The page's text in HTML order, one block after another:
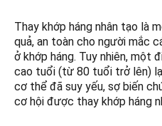
Thay khớp háng nhân tạo là
quả, an toàn cho người mắc
ở khớp háng. Tuy nhiên, một
cao tuổi (từ 80 tuổi trở lên)
cơ thể đã suy yếu, sợ biến
cơ hội được thay khớp háng